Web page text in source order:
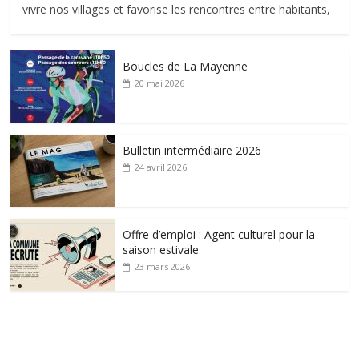
vivre nos villages et favorise les rencontres entre habitants,
Boucles de La Mayenne
20 mai 2026
Bulletin intermédiaire 2026
24 avril 2026
Offre d’emploi : Agent culturel pour la
saison estivale
23 mars 2026